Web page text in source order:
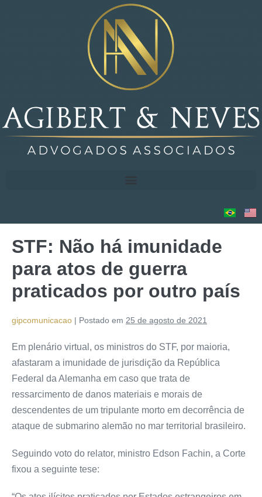
STF: Não há imunidade
para atos de guerra
praticados por outro país
gipcomunicacao | Postado em 25 de agosto de 2021
Em plenário virtual, os ministros do STF, por maioria,
afastaram a imunidade de jurisdição da República
Federal da Alemanha em caso que trata de
ressarcimento de danos materiais e morais de
descendentes de um tripulante morto em decorrência de
ataque de submarino alemão no mar territorial brasileiro.
Seguindo voto do relator, ministro Edson Fachin, a Corte
fixou a seguinte tese: